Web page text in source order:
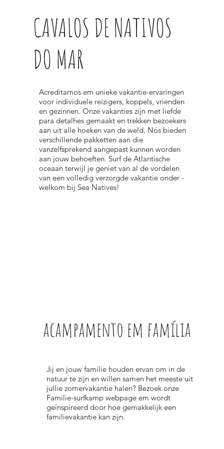
acampamento em família
Jij en jouw familie houden ervan om in de
natuur te zijn en willen samen het meeste uit
jullie zomervakantie halen? Bezoek onze
Familie-surfkamp webpage em wordt
geïnspireerd door hoe gemakkelijk een
familievakantie kan zijn.
CAVALOS DE NATIVOS
DO MAR
Acreditamos em unieke vakantie-ervaringen
voor individuele reizigers, koppels, vrienden
en gezinnen. Onze vakanties zijn met liefde
para detalhes gemaakt en trekken bezoekers
aan uit alle hoeken van de weld. Nós bieden
verschillende pakketten aan die
vanzelfsprekend aangepast kunnen worden
aan jouw behoeften. Surf de Atlantische
oceaan terwijl je geniet van al de vordelen
van een volledig verzorgde vakantie onder -
welkom bij Sea Natives!